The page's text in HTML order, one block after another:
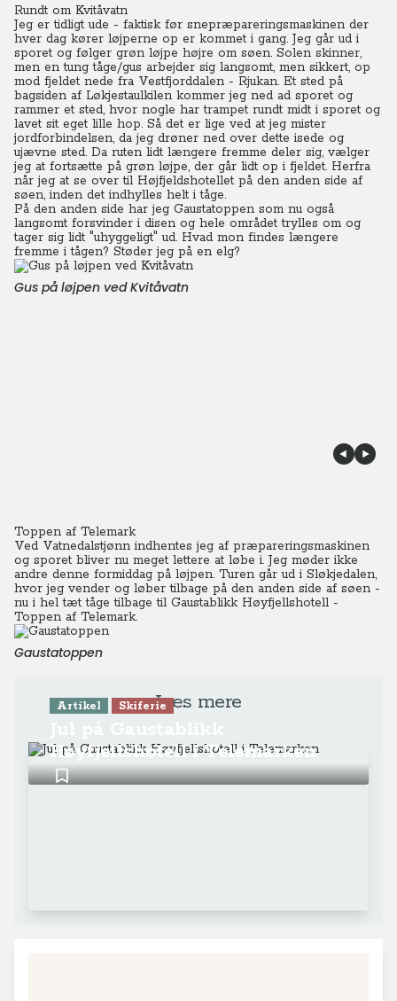
Rundt om Kvitåvatn
Jeg er tidligt ude - faktisk før snepræpareringsmaskinen der
hver dag kører løjperne op er kommet i gang. Jeg går ud i
sporet og følger grøn løjpe højre om søen. Solen skinner,
men en tung tåge/gus arbejder sig langsomt, men sikkert, op
mod fjeldet nede fra Vestfjorddalen - Rjukan. Et sted på
bagsiden af Løkjestaulkilen kommer jeg ned ad sporet og
rammer et sted, hvor nogle har trampet rundt midt i sporet og
lavet sit eget lille hop. Så det er lige ved at jeg mister
jordforbindelsen, da jeg drøner ned over dette isede og
ujævne sted. Da ruten lidt længere fremme deler sig, vælger
jeg at fortsætte på grøn løjpe, der går lidt op i fjeldet. Herfra
når jeg at se over til Højfjeldshotellet på den anden side af
søen, inden det indhylles helt i tåge.
På den anden side har jeg Gaustatoppen som nu også
langsomt forsvinder i disen og hele området trylles om og
tager sig lidt "uhyggeligt" ud. Hvad mon findes længere
fremme i tågen? Støder jeg på en elg?
Gus på løjpen ved Kvitåvatn
Toppen af Telemark
Ved Vatnedalstjønn indhentes jeg af præpareringsmaskinen
og sporet bliver nu meget lettere at løbe i. Jeg møder ikke
andre denne formiddag på løjpen. Turen går ud i Sløkjedalen,
hvor jeg vender og løber tilbage på den anden side af søen -
nu i hel tæt tåge tilbage til Gaustablikk Høyfjellshotell -
Toppen af Telemark.
Gaustatoppen
Læs mere
Artikel Skiferie
Høyfjellshotell i Telemarken